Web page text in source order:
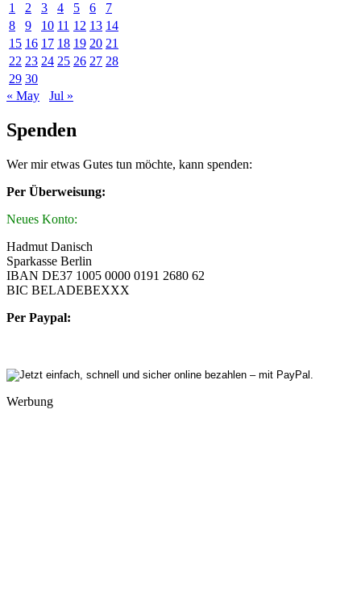
1
2 3 4 5 6
7
8
9 10 11 12 13 14
15 16 17 18 19 20 21
22 23 24 25 26 27 28
29 30
« May
Jul »
Spenden
Wer mir etwas Gutes tun möchte, kann spenden:
Per Überweisung:
Neues Konto:
Hadmut Danisch
Sparkasse Berlin
IBAN DE37 1005 0000 0191 2680 62
BIC BELADEBEXXX
Per Paypal:
Werbung